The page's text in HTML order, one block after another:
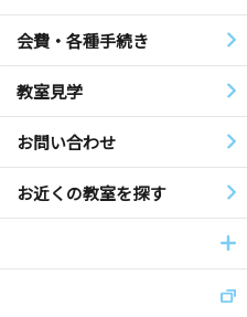
会費・各種手続き
教室見学
お問い合わせ
お近くの教室を探す